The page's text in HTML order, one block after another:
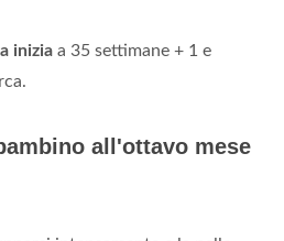
inizia a 35 settimane + 1 e
all'ottavo mese